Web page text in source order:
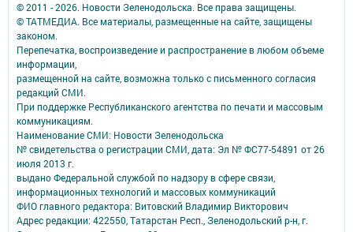
© 2011 - 2026. Новости Зеленодольска. Все права защищены.
© ТАТМЕДИА. Все материалы, размещенные на сайте, защищены
законом.
Перепечатка, воспроизведение и распространение в любом объеме
информации,
размещенной на сайте, возможна только с письменного согласия
редакций СМИ.
При поддержке Республиканского агентства по печати и массовым
коммуникациям.
Наименование СМИ: Новости Зеленодольска
№ свидетельства о регистрации СМИ, дата: Эл № ФС77-54891 от 26
июля 2013 г.
выдано Федеральной службой по надзору в сфере связи,
информационных технологий и массовых коммуникаций
ФИО главного редактора: Витовский Владимир Викторович
Адрес редакции: 422550, Татарстан Респ., Зеленодольский р-н, г.